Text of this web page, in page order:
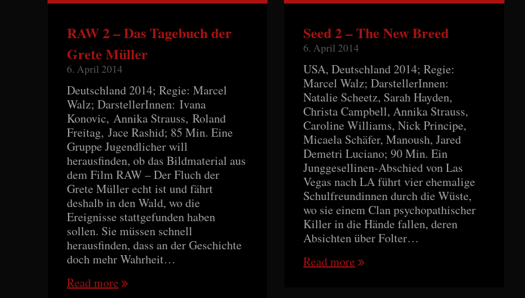
RAW 2 – Das Tagebuch der
Grete Müller
6. April 2014
Deutschland 2014; Regie: Marcel
Walz; DarstellerInnen: Ivana
Konovic, Annika Strauss, Roland
Freitag, Jace Rashid; 85 Min. Eine
Gruppe Jugendlicher will
herausfinden, ob das Bildmaterial aus
dem Film RAW – Der Fluch der
Grete Müller echt ist und fährt
deshalb in den Wald, wo die
Ereignisse stattgefunden haben
sollen. Sie müssen schnell
herausfinden, dass an der Geschichte
doch mehr Wahrheit…
Read more
Seed 2 – The New Breed
6. April 2014
USA, Deutschland 2014; Regie:
Marcel Walz; DarstellerInnen:
Natalie Scheetz, Sarah Hayden,
Christa Campbell, Annika Strauss,
Caroline Williams, Nick Principe,
Micaela Schäfer, Manoush, Jared
Demetri Luciano; 90 Min. Ein
Junggesellinen-Abschied von Las
Vegas nach LA führt vier ehemalige
Schulfreundinnen durch die Wüste,
wo sie einem Clan psychopathischer
Killer in die Hände fallen, deren
Absichten über Folter…
Read more